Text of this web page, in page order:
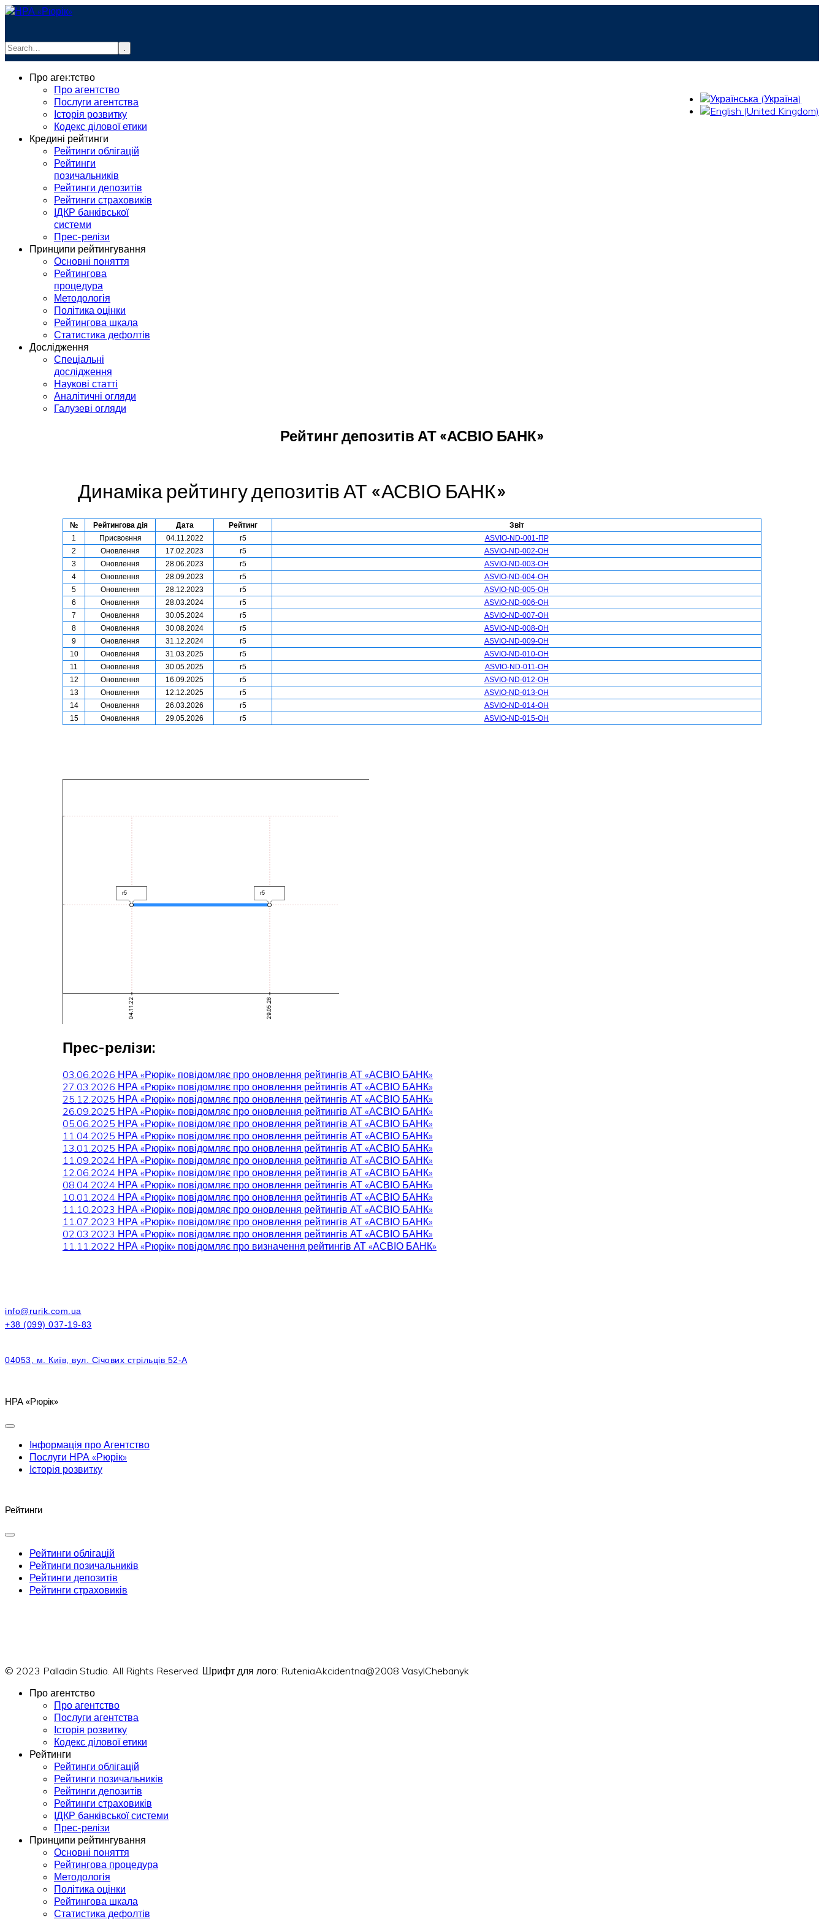
.
info@rurik.com.ua
Про агентство
Про агентство
Послуги агентства
Історія розвитку
Кодекс ділової етики
Кредині рейтинги
Рейтинги облігацій
Рейтинги
позичальників
Рейтинги депозитів
Рейтинги страховиків
ІДКР банківської
системи
Прес-релізи
Принципи рейтингування
Основні поняття
Рейтингова
процедура
Методологія
Політика оцінки
Рейтингова шкала
Статистика дефолтів
Дослідження
Спеціальні
дослідження
Наукові статті
Аналітичні огляди
Галузеві огляди
Рейтинг депозитів АТ «АСВІО БАНК»
Динаміка рейтингу депозитів АТ «АСВІО БАНК»
№ Рейтингова дія Дата Рейтинг
Звіт
1
Присвоєння 04.11.2022 r5
ASVIO-ND-001-ПР
2
Оновлення 17.02.2023 r5
ASVIO-ND-002-OH
3
Оновлення 28.06.2023 r5
ASVIO-ND-003-OH
4
Оновлення 28.09.2023 r5
ASVIO-ND-004-OH
5
Оновлення 28.12.2023 r5
ASVIO-ND-005-OH
6
Оновлення 28.03.2024 r5
ASVIO-ND-006-OH
7
Оновлення 30.05.2024 r5
ASVIO-ND-007-OH
8
Оновлення 30.08.2024 r5
ASVIO-ND-008-OH
9
Оновлення 31.12.2024 r5
ASVIO-ND-009-OH
10
Оновлення 31.03.2025 r5
ASVIO-ND-010-OH
11
Оновлення 30.05.2025 r5
ASVIO-ND-011-OH
12
Оновлення 16.09.2025 r5
ASVIO-ND-012-OH
13
Оновлення 12.12.2025 r5
ASVIO-ND-013-OH
14
Оновлення 26.03.2026 r5
ASVIO-ND-014-OH
15
Оновлення 29.05.2026 r5 ASVIO-ND-015-OH
Прес-релізи:
03.06.2026 НРА «Рюрік» повідомляє про оновлення рейтингів АТ «АСВІО БАНК»
27.03.2026 НРА «Рюрік» повідомляє про оновлення рейтингів АТ «АСВІО БАНК»
25.12.2025 НРА «Рюрік» повідомляє про оновлення рейтингів АТ «АСВІО БАНК»
26.09.2025 НРА «Рюрік» повідомляє про оновлення рейтингів АТ «АСВІО БАНК»
05.06.2025 НРА «Рюрік» повідомляє про оновлення рейтингів АТ «АСВІО БАНК»
11.04.2025 НРА «Рюрік» повідомляє про оновлення рейтингів АТ «АСВІО БАНК»
13.01.2025 НРА «Рюрік» повідомляє про оновлення рейтингів АТ «АСВІО БАНК»
11.09.2024 НРА «Рюрік» повідомляє про оновлення рейтингів АТ «АСВІО БАНК»
12.06.2024 НРА «Рюрік» повідомляє про оновлення рейтингів АТ «АСВІО БАНК»
08.04.2024 НРА «Рюрік» повідомляє про оновлення рейтингів АТ «АСВІО БАНК»
10.01.2024 НРА «Рюрік» повідомляє про оновлення рейтингів АТ «АСВІО БАНК»
11.10.2023 НРА «Рюрік» повідомляє про оновлення рейтингів АТ «АСВІО БАНК»
11.07.2023 НРА «Рюрік» повідомляє про оновлення рейтингів АТ «АСВІО БАНК»
02.03.2023 НРА «Рюрік» повідомляє про оновлення рейтингів АТ «АСВІО БАНК»
11.11.2022 НРА «Рюрік» повідомляє про визначення рейтингів АТ «АСВІО БАНК»
info@rurik.com.ua
+38 (099) 037-19-83
04053, м. Київ, вул. Січових стрільців 52-А
НРА «Рюрік»
Інформація про Агентство
Послуги НРА «Рюрік»
Історія розвитку
Рейтинги
Рейтинги облігацій
Рейтинги позичальників
Рейтинги депозитів
Рейтинги страховиків
© 2023 Palladin Studio. All Rights Reserved. Шрифт для лого: RuteniaAkcidentna@2008 VasylChebanyk
Про агентство
Про агентство
Послуги агентства
Історія розвитку
Кодекс ділової етики
Рейтинги
Рейтинги облігацій
Рейтинги позичальників
Рейтинги депозитів
Рейтинги страховиків
ІДКР банківської системи
Прес-релізи
Принципи рейтингування
Основні поняття
Рейтингова процедура
Методологія
Політика оцінки
Рейтингова шкала
Статистика дефолтів